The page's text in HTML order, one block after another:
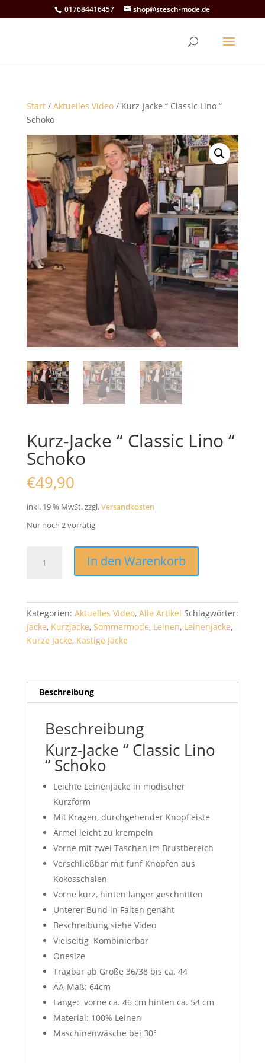
017684416457 shop@stesch-mode.de
Start/ Aktuelles Video/ Kurz-Jacke “ Classic Lino “
Schoko
Kurz-Jacke “ Classic Lino “
Schoko
€49,90
inkl. 19 % MwSt.zzgl.Versandkosten
Nur noch 2 vorrätig
Jacke
Schoko
Menge
In den Warenkorb
Kategorien: Aktuelles Video, Alle Artikel Schlagwörter:
Jacke, Kurzjacke, Sommermode, Leinen, Leinenjacke,
Kurze Jacke, Kastige Jacke
Beschreibung
Beschreibung
Kurz-Jacke “ Classic Lino
“ Schoko
Leichte Leinenjacke in modischer
Kurzform
Mit Kragen, durchgehender Knopfleiste
Ärmel leicht zu krempeln
Vorne mit zwei Taschen im Brustbereich
Verschließbar mit fünf Knöpfen aus
Kokosschalen
Vorne kurz, hinten länger geschnitten
Unterer Bund in Falten genäht
Beschreibung siehe Video
Vielseitig Kombinierbar
Onesize
Tragbar ab Größe 36/38 bis ca. 44
AA-Maß: 64cm
Länge: vorne ca. 46 cm hinten ca. 54 cm
Material: 100% Leinen
Maschinenwäsche bei 30°